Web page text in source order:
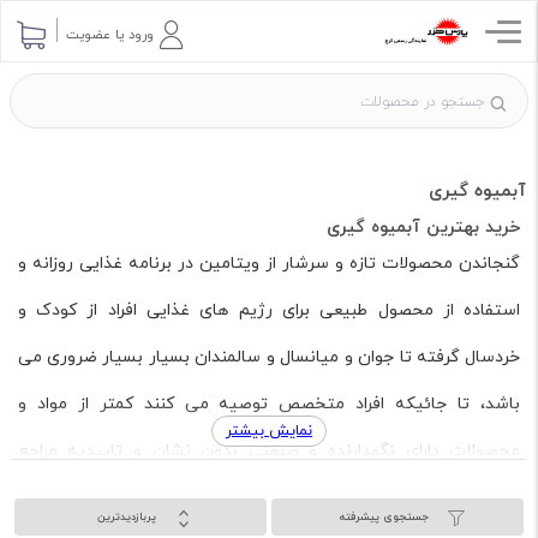
ورود یا عضویت
آبمیوه گیری
خرید بهترین آبمیوه گیری
گنجاندن محصولات تازه و سرشار از ویتامین در برنامه غذایی روزانه و
استفاده از محصول طبیعی برای رژیم های غذایی افراد از کودک و
خردسال گرفته تا جوان و میانسال و سالمندان بسیار بسیار ضروری می
باشد، تا جائیکه افراد متخصص توصیه می کنند کمتر از مواد و
محصولات دارای نگهدارنده و صنعتی بدون نشان و تاییدیه مراجع
ذیصلاح استفاده گردد.
نمایش بیشتر
جستجوی پیشرفته پربازدیدترین